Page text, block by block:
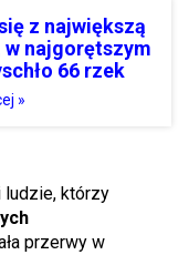
z największą
w najgorętszym
66 rzek
»
ludzie, którzy
przerwy w